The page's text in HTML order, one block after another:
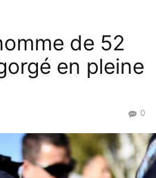
de 52
en pleine
0